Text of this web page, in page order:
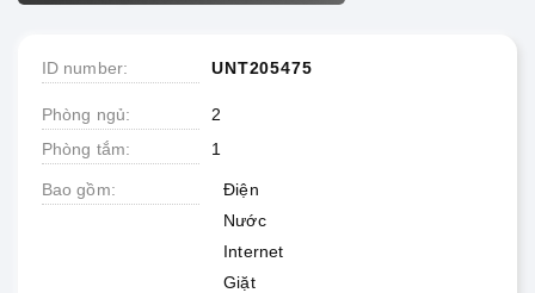
ID number UNT205475
Phòng ngủ
2
Phòng tắm
1
Bao gồm
Điện
Nước
Internet
Giặt